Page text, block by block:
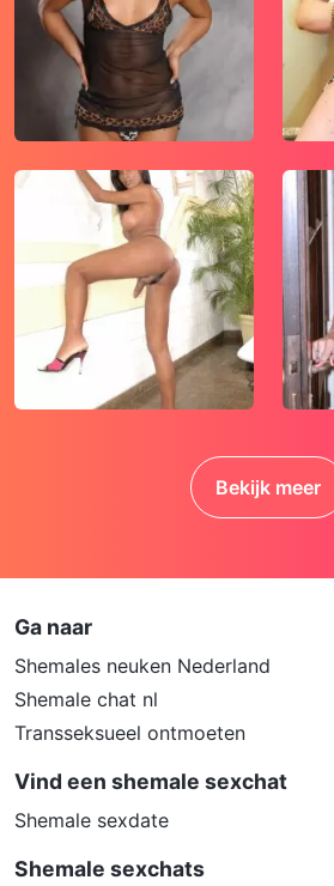
Bekijk meer
Ga naar
Shemales neuken Nederland
Shemale chat nl
Transseksueel ontmoeten
Vind een shemale sexchat
Shemale sexdate
Shemale sexchats